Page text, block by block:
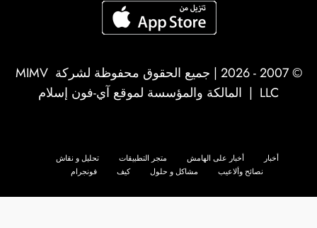
© 2007 - 2026 | جميع الحقوق محفوظة لشركة
MIMV
LLC | المالكة والمؤسسة لموقع آي-فون إسلام
أخبار أخبار على الهامش متجر التطبيقات
تحليل و نقاش
نصائح وألاعيب
مشاكل و حلول كيف فونجرام